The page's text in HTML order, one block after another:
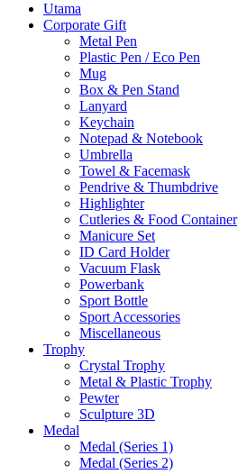
Utama
Corporate Gift
Metal Pen
Plastic Pen / Eco Pen
Mug
Box & Pen Stand
Lanyard
Keychain
Notepad & Notebook
Umbrella
Towel & Facemask
Pendrive & Thumbdrive
Highlighter
Cutleries & Food Container
Manicure Set
ID Card Holder
Vacuum Flask
Powerbank
Sport Bottle
Sport Accessories
Miscellaneous
Trophy
Crystal Trophy
Metal & Plastic Trophy
Pewter
Sculpture 3D
Medal
Medal (Series 1)
Medal (Series 2)